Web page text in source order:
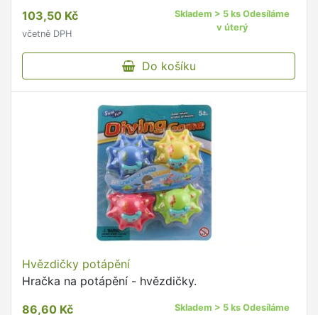
103,50 Kč
včetně DPH
Skladem > 5 ks Odesíláme
v úterý
Do košíku
Hvězdičky potápění
Hračka na potápění - hvězdičky.
86,60 Kč
Skladem > 5 ks Odesíláme